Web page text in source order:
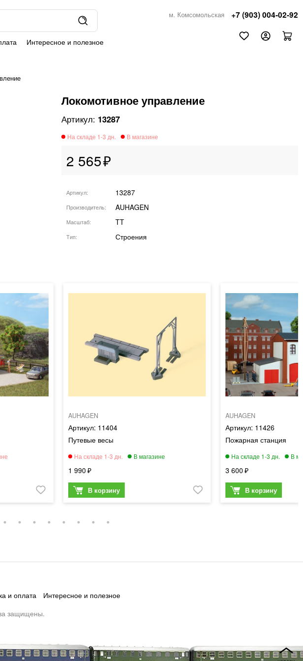
Интересное и полезное
м. Комсомольская +7 (903) 004-02-92
Локомотивное управление
13287
2 565
Артикул 13287
Производитель AUHAGEN
Масштаб TT
Тип Строения
AUHAGEN
11404
Путевые весы
1 990
AUHAGEN
11426
Пожарная станция
3 600
и оплата
Интересное и полезное
защищены.